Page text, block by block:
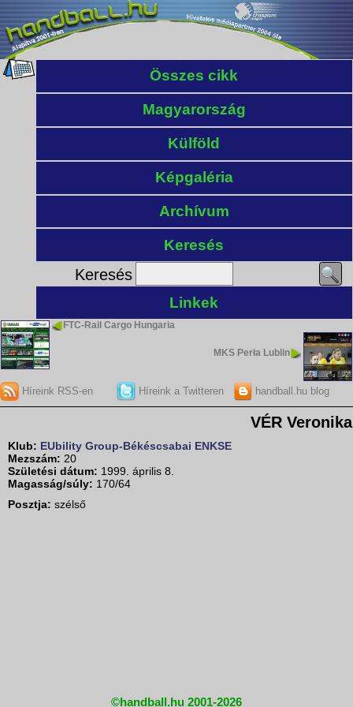
Összes cikk
Magyarország
Külföld
Képgaléria
Archívum
Keresés
Keresés
Linkek
FTC-Rail Cargo Hungaria
MKS Perła Lublin
Híreink RSS-en Híreink a Twitteren handball.hu blog
VÉR Veronika
Klub: EUbility Group-Békéscsabai ENKSE
Mezszám: 20
Születési dátum: 1999. április 8.
Magasság/súly: 170/64
Posztja: szélső
©handball.hu 2001-2026